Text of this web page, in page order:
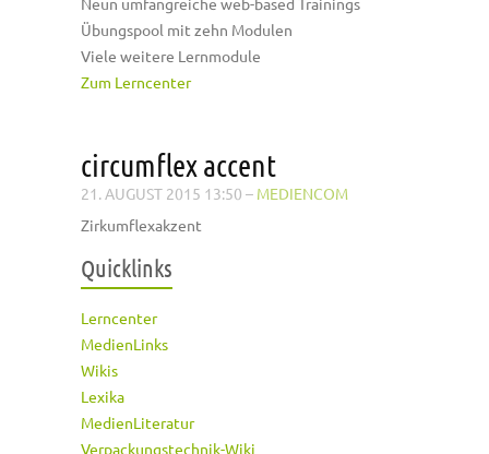
Übungspool mit zehn Modulen
Viele weitere Lernmodule
Zum Lerncenter
circumflex accent
21. AUGUST 2015 13:50 – MEDIENCOM
Zirkumflexakzent
Quicklinks
Lerncenter
MedienLinks
Wikis
Lexika
MedienLiteratur
Verpackungstechnik-Wiki